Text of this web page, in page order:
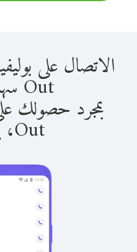
Out سهل للغاية.
Out، يمكنك: